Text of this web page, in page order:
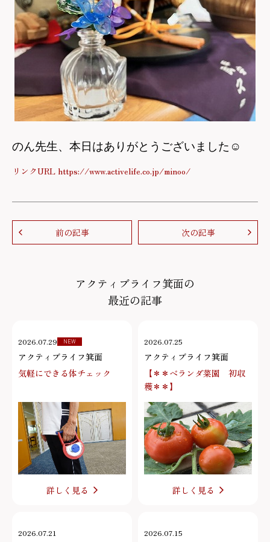
のん先生、本日はありがとうございました ☺
リンクURL https://www.activelife.co.jp/minoo/
前の記事 次の記事
アクティブライフ箕面の
最近の記事
2026.07.29 NEW
アクティブライフ箕面
気軽にできる体チェック
詳しく見る
2026.07.25
アクティブライフ箕面
【＊＊ベランダ菜園 初収
穫＊＊】
詳しく見る
2026.07.21 2026.07.15